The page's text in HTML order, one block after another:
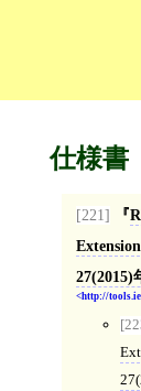
仕様書
[221]
27(2015)
http://